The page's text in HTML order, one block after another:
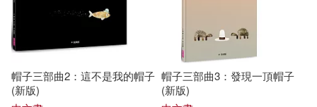
帽子三部曲2：這不是我的帽子
(新版)
帽子三部曲3：發現一頂帽子
(新版)